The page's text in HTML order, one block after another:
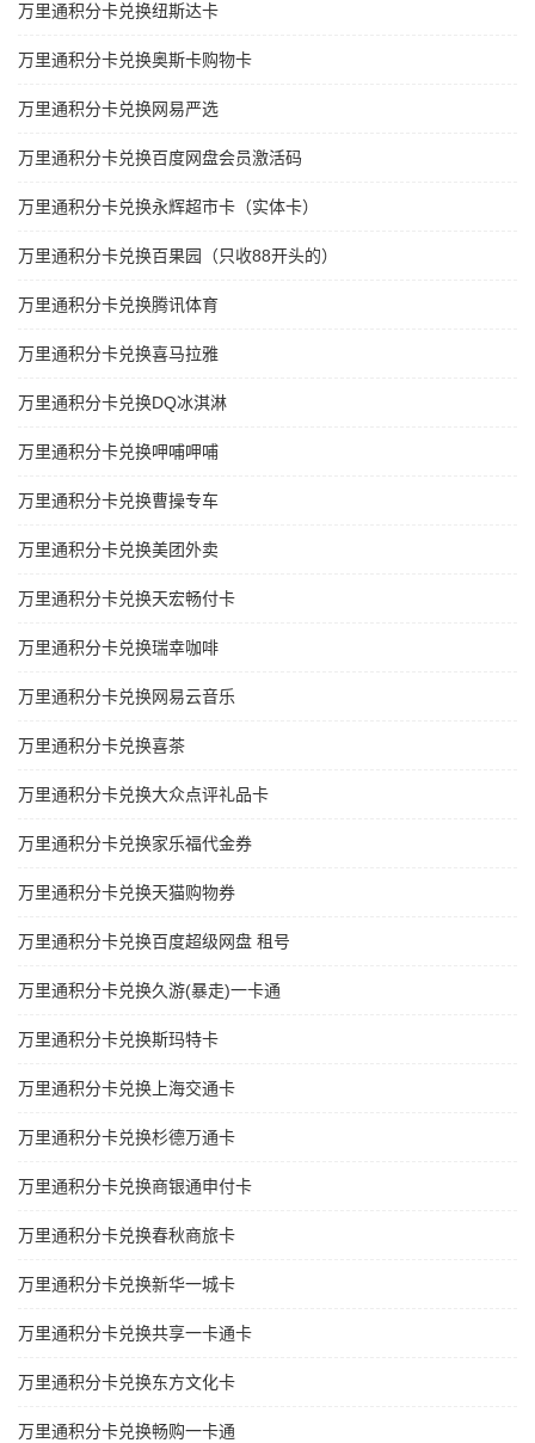
万里通积分卡兑换纽斯达卡
万里通积分卡兑换奥斯卡购物卡
万里通积分卡兑换网易严选
万里通积分卡兑换百度网盘会员激活码
万里通积分卡兑换永辉超市卡（实体卡）
万里通积分卡兑换百果园（只收88开头的）
万里通积分卡兑换腾讯体育
万里通积分卡兑换喜马拉雅
万里通积分卡兑换DQ冰淇淋
万里通积分卡兑换呷哺呷哺
万里通积分卡兑换曹操专车
万里通积分卡兑换美团外卖
万里通积分卡兑换天宏畅付卡
万里通积分卡兑换瑞幸咖啡
万里通积分卡兑换网易云音乐
万里通积分卡兑换喜茶
万里通积分卡兑换大众点评礼品卡
万里通积分卡兑换家乐福代金券
万里通积分卡兑换天猫购物券
万里通积分卡兑换百度超级网盘 租号
万里通积分卡兑换久游(暴走)一卡通
万里通积分卡兑换斯玛特卡
万里通积分卡兑换上海交通卡
万里通积分卡兑换杉德万通卡
万里通积分卡兑换商银通申付卡
万里通积分卡兑换春秋商旅卡
万里通积分卡兑换新华一城卡
万里通积分卡兑换共享一卡通卡
万里通积分卡兑换东方文化卡
万里通积分卡兑换畅购一卡通